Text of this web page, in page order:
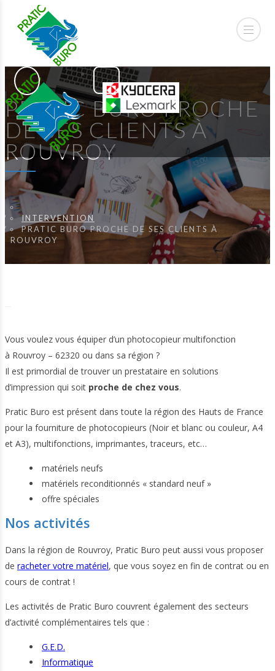
PRATIC BURO PROCHE
DE SES CLIENTS À
ROUVROY
INTERVENTION
PRATIC BURO PROCHE DE SES CLIENTS À
ROUVROY
Vous voulez vous équiper d’un photocopieur multifonction
à Rouvroy – 62320 ou dans sa région ?
Il est primordial de trouver un prestataire en solutions
d’impression qui soit proche de chez vous.
Pratic Buro est présent dans toute la région des Hauts de France
pour la fourniture de photocopieurs (Noir et blanc ou couleur, A4
et A3), multifonctions, imprimantes, traceurs, etc…
matériels neufs
matériels reconditionnés « standard neuf »
offre spéciales
Nos activités
Dans la région de Rouvroy, Pratic Buro peut aussi vous proposer
de racheter votre matériel, que vous soyez en fin de contrat ou en
cours de contrat !
Les activités de Pratic Buro couvrent également des secteurs
d’activité complémentaires tels que :
G.E.D.
Informatique